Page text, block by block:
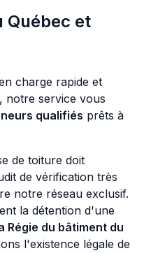
Québec et
charge rapide et
notre service vous
qualifiés prêts à
de toiture doit
de vérification très
notre réseau exclusif.
la détention d'une
Régie du bâtiment du
l'existence légale de